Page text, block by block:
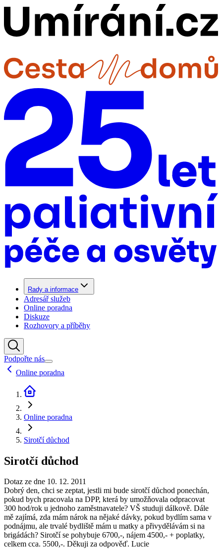
Rady a informace
Adresář služeb
Online poradna
Diskuze
Rozhovory a příběhy
Podpořte nás
Online poradna
Online poradna
Sirotčí důchod
Sirotčí důchod
Dotaz ze dne 10. 12. 2011
Dobrý den, chci se zeptat, jestli mi bude sirotčí důchod ponechán,
pokud bych pracovala na DPP, která by umožňovala odpracovat
300 hod/rok u jednoho zaměstnavatele? VŠ studuji dálkově. Dále
mě zajímá, zda mám nárok na nějaké dávky, pokud bydlím sama v
podnájmu, ale trvalé bydliště mám u matky a přivydělávám si na
brigádách? Sirotčí se pohybuje 6700,-, nájem 4500,- + poplatky,
celkem cca. 5500,-. Děkuji za odpověď. Lucie